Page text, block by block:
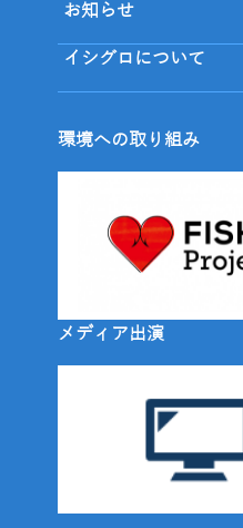
お知らせ
イシグロについて
環境への取り組み
メディア出演